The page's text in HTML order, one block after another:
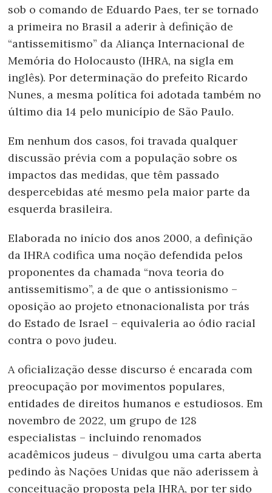
sob o comando de Eduardo Paes, ter se tornado
a primeira no Brasil a aderir à definição de
“antissemitismo” da Aliança Internacional de
Memória do Holocausto (IHRA, na sigla em
inglês). Por determinação do prefeito Ricardo
Nunes, a mesma política foi adotada também no
último dia 14 pelo município de São Paulo.
Em nenhum dos casos, foi travada qualquer
discussão prévia com a população sobre os
impactos das medidas, que têm passado
despercebidas até mesmo pela maior parte da
esquerda brasileira.
Elaborada no início dos anos 2000, a definição
da IHRA codifica uma noção defendida pelos
proponentes da chamada “nova teoria do
antissemitismo”, a de que o antissionismo –
oposição ao projeto etnonacionalista por trás
do Estado de Israel – equivaleria ao ódio racial
contra o povo judeu.
A oficialização desse discurso é encarada com
preocupação por movimentos populares,
entidades de direitos humanos e estudiosos. Em
novembro de 2022, um grupo de 128
especialistas – incluindo renomados
acadêmicos judeus – divulgou uma carta aberta
pedindo às Nações Unidas que não aderissem à
conceituação proposta pela IHRA, por ter sido